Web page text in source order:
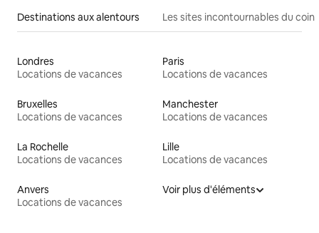
Destinations aux alentours Les sites incontournables du coin
Londres
Locations de vacances
Paris
Locations de vacances
Bruxelles
Locations de vacances
Manchester
Locations de vacances
La Rochelle
Locations de vacances
Lille
Locations de vacances
Anvers
Locations de vacances
Voir plus d'éléments